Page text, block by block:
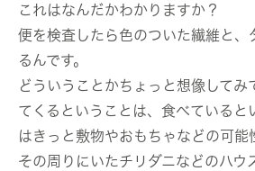
これはなんだかわかりますか？
便を検査したら色のついた繊維と、
るんです。
どういうことかちょっと想像してみ
てくるということは、食べていると
はきっと敷物やおもちゃなどの可能
その周りにいたチリダニなどのハウ